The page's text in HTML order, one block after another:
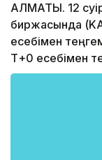
АЛМАТЫ. 12
биржасында
есебімен
Т+0 есебімен